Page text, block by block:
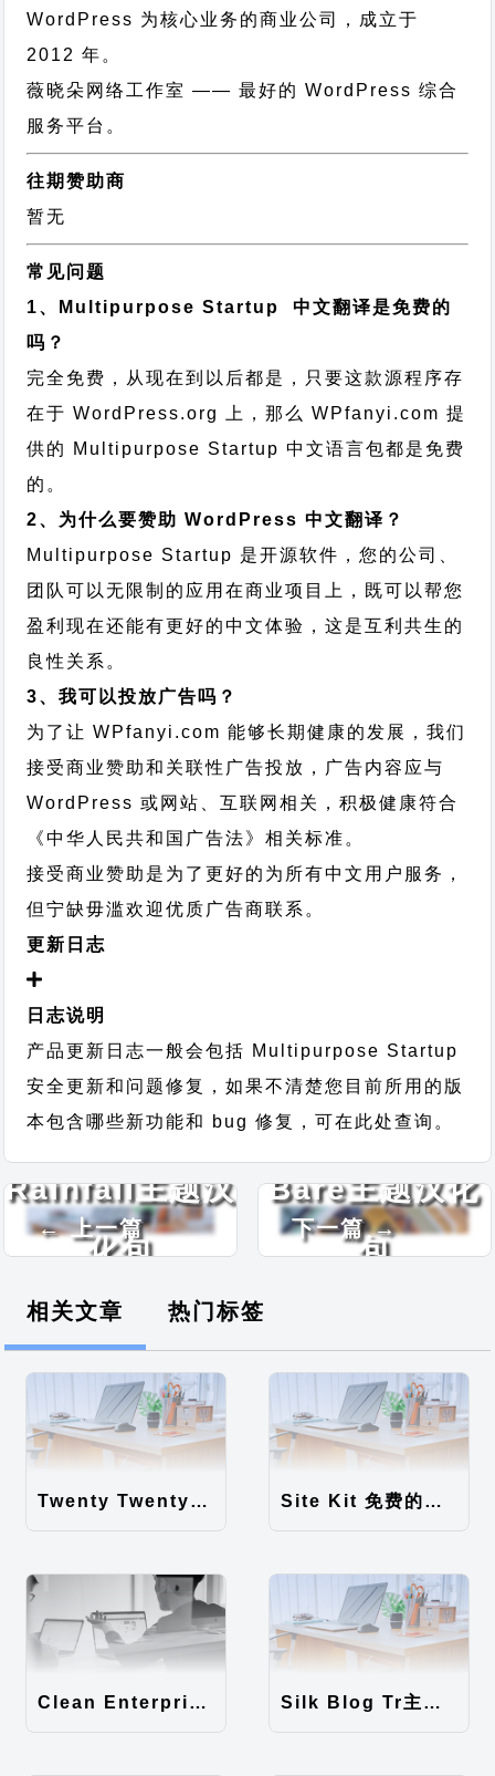
WordPress 为核心业务的商业公司，成立于
2012 年。
薇晓朵网络工作室 —— 最好的 WordPress 综合
服务平台。
往期赞助商
暂无
常见问题
1、Multipurpose Startup 中文翻译是免费的
吗？
完全免费，从现在到以后都是，只要这款源程序存
在于 WordPress.org 上，那么 WPfanyi.com 提
供的 Multipurpose Startup 中文语言包都是免费
的。
2、为什么要赞助 WordPress 中文翻译？
Multipurpose Startup 是开源软件，您的公司、
团队可以无限制的应用在商业项目上，既可以帮您
盈利现在还能有更好的中文体验，这是互利共生的
良性关系。
3、我可以投放广告吗？
为了让 WPfanyi.com 能够长期健康的发展，我们
接受商业赞助和关联性广告投放，广告内容应与
WordPress 或网站、互联网相关，积极健康符合
《中华人民共和国广告法》相关标准。
接受商业赞助是为了更好的为所有中文用户服务，
但宁缺毋滥欢迎优质广告商联系。
更新日志
日志说明
产品更新日志一般会包括 Multipurpose Startup
安全更新和问题修复，如果不清楚您目前所用的版
本包含哪些新功能和 bug 修复，可在此处查询。
← 上一篇
Rainfall主题汉
化包
下一篇 →
Bare主题汉化
包
相关文章 热门标签
Twenty Twenty-Five 免费的WordPress内容主题 Site Kit 免费的WordPress数据统计插件
Clean Enterprise主题汉化包 Silk Blog Tr主题汉化包